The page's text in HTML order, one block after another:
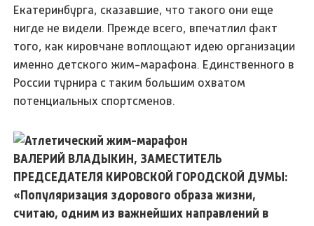
Екатеринбурга, сказавшие, что такого они еще
нигде не видели. Прежде всего, впечатлил факт
того, как кировчане воплощают идею организации
именно детского жим-марафона. Единственного в
России турнира с таким большим охватом
потенциальных спортсменов.
ВАЛЕРИЙ ВЛАДЫКИН, ЗАМЕСТИТЕЛЬ
ПРЕДСЕДАТЕЛЯ КИРОВСКОЙ ГОРОДСКОЙ ДУМЫ:
«Популяризация здорового образа жизни,
считаю, одним из важнейших направлений в